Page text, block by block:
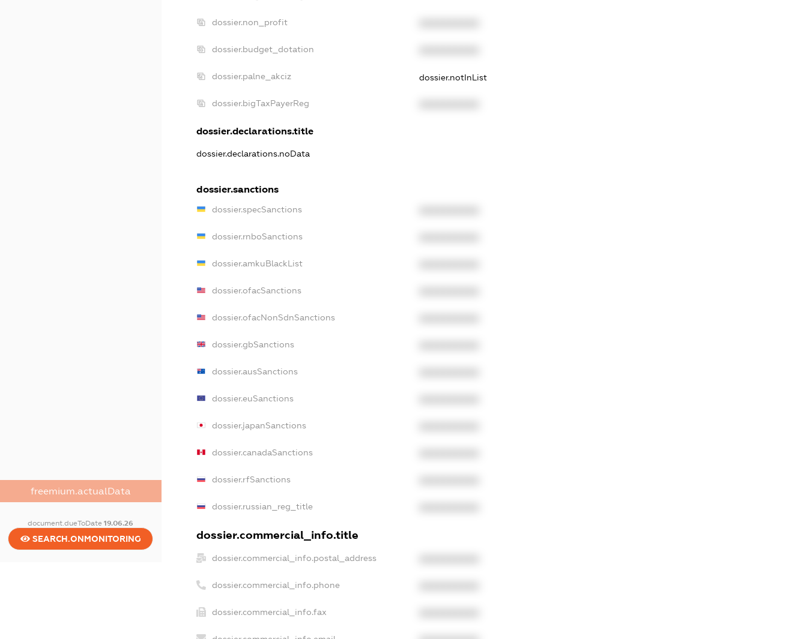
freemium.actualData
document.dueToDate19.06.26
SEARCH.ONMONITORING
dossier.non_profit
dossier.budget_dotation
dossier.palne_akciz dossier.notInList
dossier.bigTaxPayerReg
dossier.declarations.title
dossier.declarations.noData
dossier.sanctions
dossier.specSanctions
dossier.rnboSanctions
dossier.amkuBlackList
dossier.ofacSanctions
dossier.ofacNonSdnSanctions
dossier.gbSanctions
dossier.ausSanctions
dossier.euSanctions
dossier.japanSanctions
dossier.canadaSanctions
dossier.rfSanctions
dossier.russian_reg_title
dossier.commercial_info.title
dossier.commercial_info.postal_address
dossier.commercial_info.phone
dossier.commercial_info.fax